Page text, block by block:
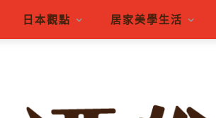
日本觀點 居家美學生活